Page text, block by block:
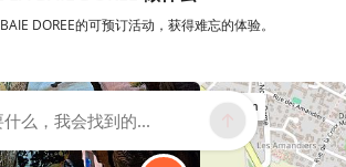
DOREE的可预订活动，获得难忘的体验。
129 km
么，我会找到的...